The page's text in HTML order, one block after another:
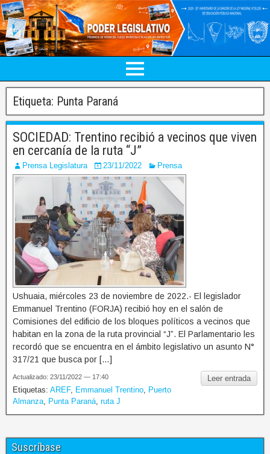
Etiqueta: Punta Paraná
SOCIEDAD: Trentino recibió a vecinos que viven
en cercanía de la ruta “J”
Prensa Legislatura 23/11/2022 Prensa
Ushuaia, miércoles 23 de noviembre de 2022.- El legislador
Emmanuel Trentino (FORJA) recibió hoy en el salón de
Comisiones del edificio de los bloques políticos a vecinos que
habitan en la zona de la ruta provincial “J”. El Parlamentario les
recordó que se encuentra en el ámbito legislativo un asunto N°
317/21 que busca por […]
Leer entrada
Actualizado: 23/11/2022 — 17:40
Etiquetas: AREF, Emmanuel Trentino
Puerto
Almanza
Punta Paraná ruta J
Suscríbase